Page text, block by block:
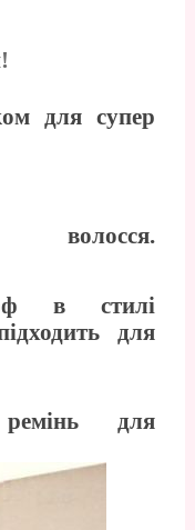
для супер
в стилі
для
ремінь для